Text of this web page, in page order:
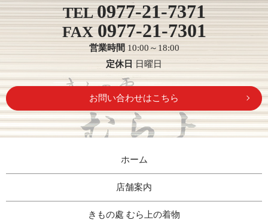
TEL0977-21-7371
FAX0977-21-7301
営業時間10:00～18:00
定休日日曜日
お問い合わせはこちら
ホーム
店舗案内
きもの處 むら上の着物